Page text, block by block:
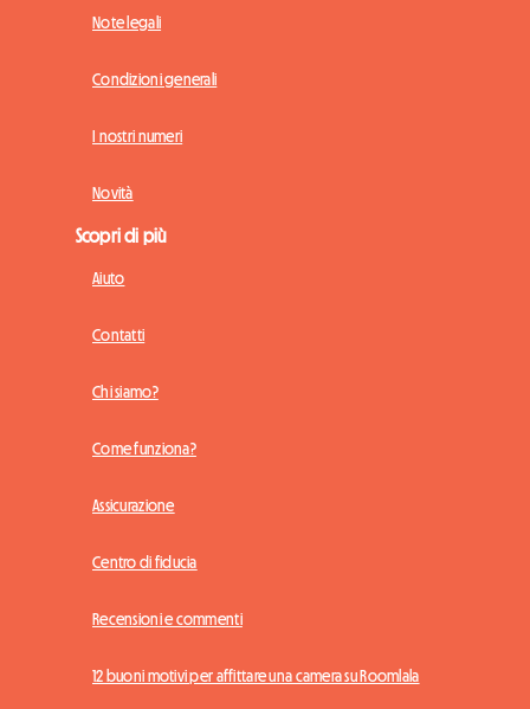
Note legali
Condizioni generali
I nostri numeri
Novità
Scopri di più
Aiuto
Contatti
Chi siamo?
Come funziona?
Assicurazione
Centro di fiducia
Recensioni e commenti
12 buoni motivi per affittare una camera su Roomlala